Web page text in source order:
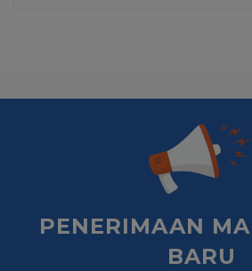
PENERIMAAN
BARU